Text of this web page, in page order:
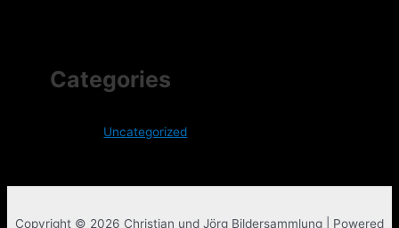
Categories
Uncategorized
Copyright © 2026 Christian und Jörg Bildersammlung | Powered